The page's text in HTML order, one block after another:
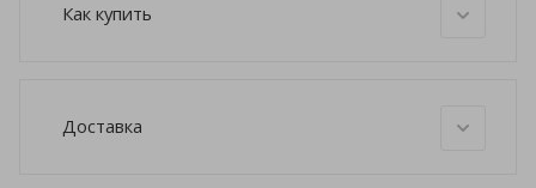
Как купить
Доставка